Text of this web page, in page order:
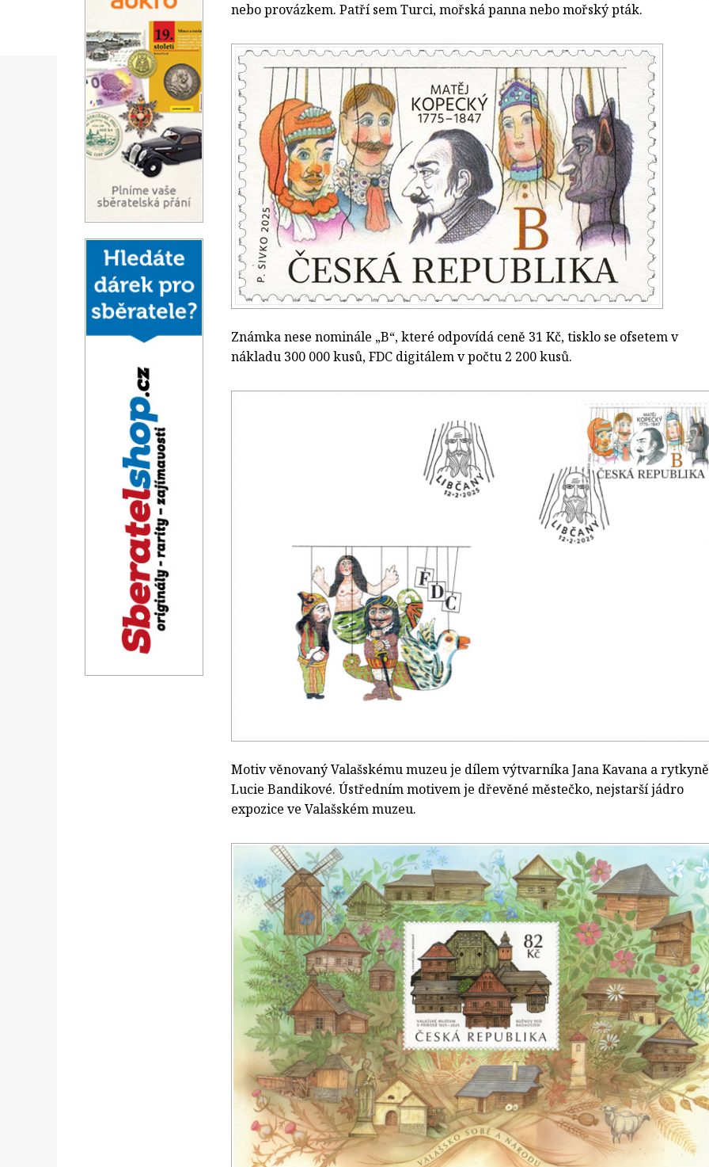
nebo provázkem. Patří sem Turci, mořská panna nebo mořský pták.
Známka nese nominále „B“, které odpovídá ceně 31 Kč, tisklo se ofsetem v
nákladu 300 000 kusů, FDC digitálem v počtu 2 200 kusů.
Motiv věnovaný Valašskému muzeu je dílem výtvarníka Jana Kavana a rytkyně
Lucie Bandikové. Ústředním motivem je dřevěné městečko, nejstarší jádro
expozice ve Valašském muzeu.